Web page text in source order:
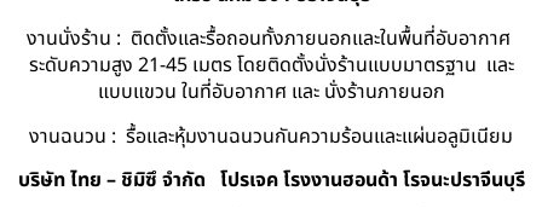
งานนั่งร้าน : ติดตั้งและรื้อถอนทั้งภายนอกและในพื้นที่อับอากาศ
ระดับความสูง 21-45 เมตร โดยติดตั้งนั่งร้านแบบมาตรฐาน และ
แบบแขวน ในที่อับอากาศ และ นั่งร้านภายนอก
งานฉนวน : รื้อและหุ้มงานฉนวนกันความร้อนและแผ่นอลูมิเนียม
บริษัท ไทย – ชิมิซึ จำกัด โปรเจค โรงงานฮอนด้า โรจนะปราจีนบุรี